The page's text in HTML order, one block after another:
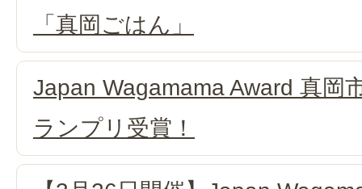
「真岡ごはん」
Japan Wagamama Award 真岡
ランプリ受賞！